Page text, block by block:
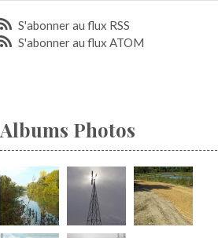
S'abonner au flux RSS
S'abonner au flux ATOM
Albums Photos